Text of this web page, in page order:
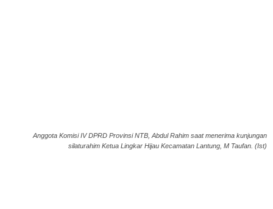
Anggota Komisi IV DPRD Provinsi NTB, Abdul Rahim saat menerima kunjungan
silaturahim Ketua Lingkar Hijau Kecamatan Lantung, M Taufan. (Ist)